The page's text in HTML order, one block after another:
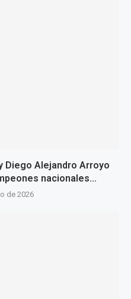
Diego Alejandro Arroyo
nacionales...
de 2026